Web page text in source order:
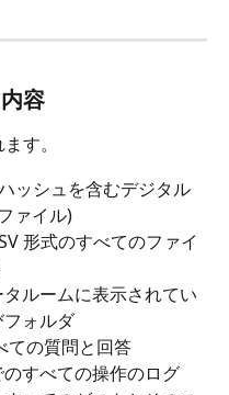
容
す。
ッシュを含むデジタル
ァイル)
形式のすべてのファイ
タルームに表示されてい
ォルダ
ての質問と回答
すべての操作のログ